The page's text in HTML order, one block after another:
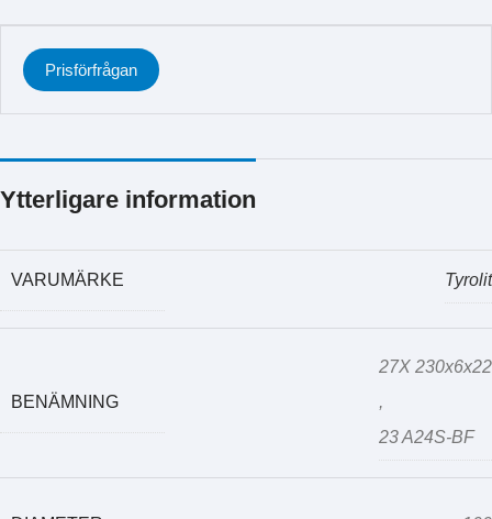
Prisförfrågan
Ytterligare information
VARUMÄRKE Tyrolit
BENÄMNING
27X 230x6x22
,
23 A24S-BF